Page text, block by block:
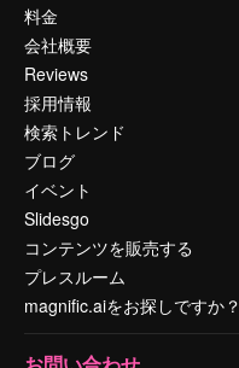
料金
会社概要
Reviews
採用情報
検索トレンド
ブログ
イベント
Slidesgo
コンテンツを販売する
プレスルーム
magnific.aiをお探しですか？